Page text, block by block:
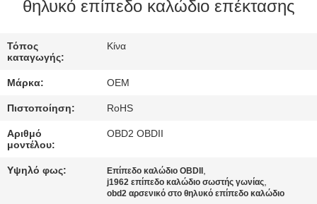
ΈΛΕΓΧΟΣ
ΜΑΣ
ΕΛΆΤΕ
ΕΠΑΦΉ
ΜΕ
θηλυκό επίπεδο καλώδιο επέκτασης
Τόπος
καταγωγής:
Κίνα
Μάρκα: OEM
Πιστοποίηση: RoHS
Αριθμό
μοντέλου:
OBD2 OBDII
Υψηλό φως: Επίπεδο καλώδιο OBDII ,
j1962 επίπεδο καλώδιο σωστής γωνίας,
obd2 αρσενικό στο θηλυκό επίπεδο καλώδιο